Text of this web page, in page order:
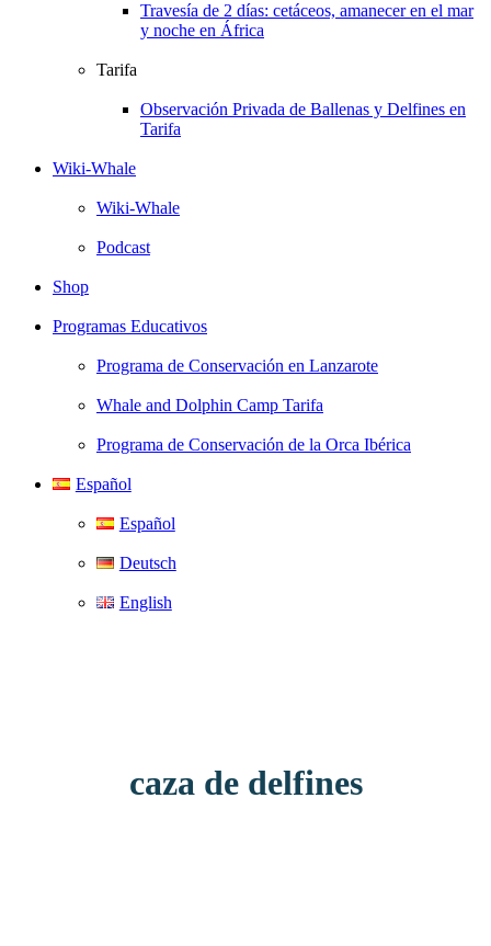
Travesía de 2 días: cetáceos, amanecer en el mar
y noche en África
Tarifa
Observación Privada de Ballenas y Delfines en
Tarifa
Wiki-Whale
Wiki-Whale
Podcast
Shop
Programas Educativos
Programa de Conservación en Lanzarote
Whale and Dolphin Camp Tarifa
Programa de Conservación de la Orca Ibérica
Español
Español
Deutsch
English
caza de delfines